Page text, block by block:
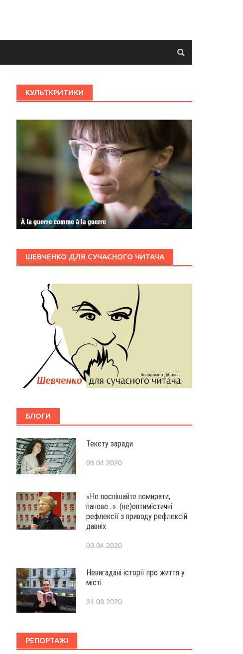
КУЛЬТКРИТИКИ
ШЕВЧЕНКО ДЛЯ СУЧАСНОГО ЧИТАЧА
БЛОГИ
Тексту заради
08.04.2020
«Не поспішайте помирати,
панове…»: (не)оптимістичні
рефлексії з приводу рефлексій
давніх
03.04.2020
Невигадані історії про життя у
місті
31.03.2020
РЕПОРТАЖІ